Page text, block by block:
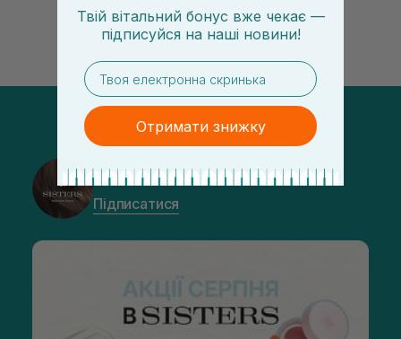
@sisters_stelmakh в Instagram
Підписатися
Твій вітальний бонус вже чекає —
підписуйся на наші новини!
email
Отримати знижку